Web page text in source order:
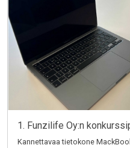
1. Funzilife Oy:n
Kannettavaa tietokone